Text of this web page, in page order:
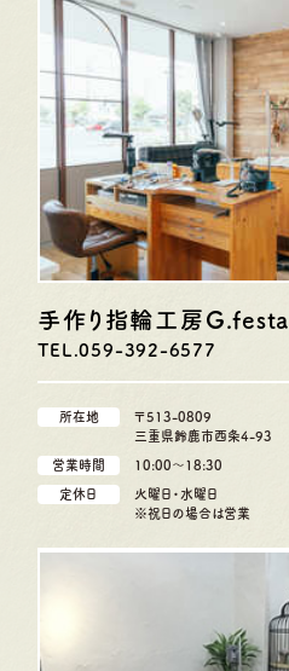
手作り指輪工房G.festa
TEL.059-392-6577
所在地
〒513-0809
三重県鈴鹿市西条4-93
営業時間 10:00〜18:30
定休日
火曜日・水曜日
※祝日の場合は営業